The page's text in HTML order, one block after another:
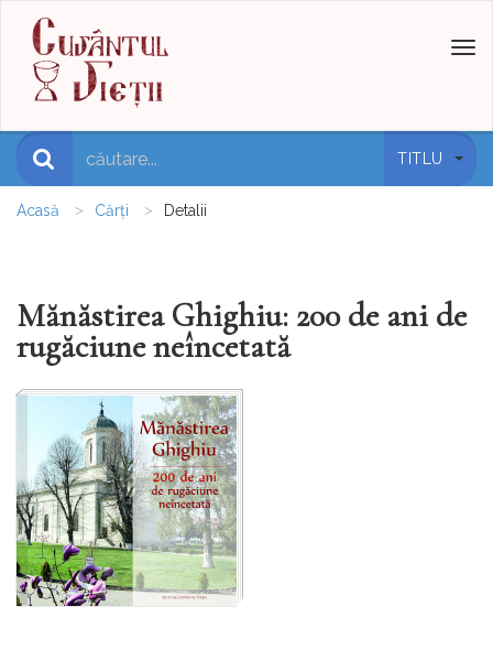
TITLU
Acasă Cărți Detalii
Mănăstirea Ghighiu: 200 de ani de
rugăciune neîncetată